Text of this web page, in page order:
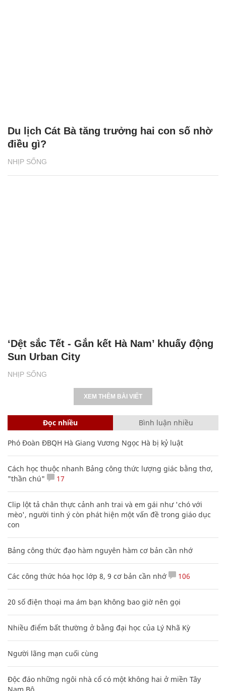
NHỊP SỐNG
Du lịch Cát Bà tăng trưởng hai con số nhờ
điều gì?
NHỊP SỐNG
‘Dệt sắc Tết - Gắn kết Hà Nam’ khuấy động
Sun Urban City
XEM THÊM BÀI VIẾT
Đọc nhiều Bình luận nhiều
Phó Đoàn ĐBQH Hà Giang Vương Ngọc Hà bị kỷ luật
Cách học thuộc nhanh Bảng công thức lượng giác bằng thơ,
"thần chú"
17
Clip lột tả chân thực cảnh anh trai và em gái như 'chó với
mèo', người tinh ý còn phát hiện một vấn đề trong giáo dục
con
Bảng công thức đạo hàm nguyên hàm cơ bản cần nhớ
Các công thức hóa học lớp 8, 9 cơ bản cần nhớ 106
20 số điện thoại ma ám bạn không bao giờ nên gọi
Nhiều điểm bất thường ở bằng đại học của Lý Nhã Kỳ
Người lãng mạn cuối cùng
Độc đáo những ngôi nhà cổ có một không hai ở miền Tây
Nam Bộ